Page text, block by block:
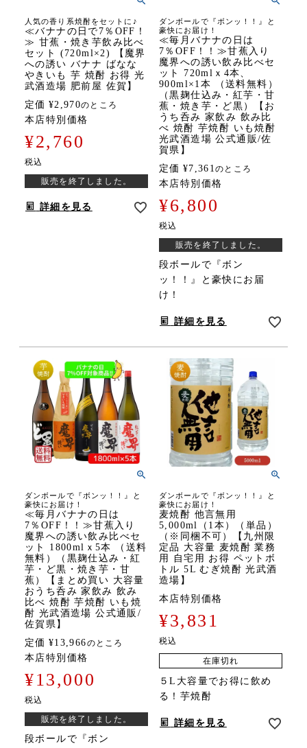
人気の香り系焼酎をセットに♪
≪バナナの日で7％OFF！
≫ 甘蕉・焼き芋飲み比べ
セット (720ml×2) 【魔界
への誘い バナナ ばなな
やきいも 芋 焼酎 お得 光
武酒造場 肥前屋 佐賀】
定価 ¥2,970のところ
本店特別価格
¥2,760
税込
販売を終了しました。
詳細を見る
ダンボールで『ボンッ！！』と
豪快にお届け！
≪毎月バナナの日は
7％OFF！！≫甘蕉入り
魔界への誘い飲み比べセ
ット 720mlｘ4本、
900ml×1本 （送料無料）
（黒麹仕込み・紅芋・甘
蕉・焼き芋・ど黒）【お
うち呑み 家飲み 飲み比
べ 焼酎 芋焼酎 いも焼酎
光武酒造場 公式通販/佐
賀県】
定価 ¥7,361のところ
本店特別価格
¥6,800
税込
販売を終了しました。
段ボールで『ボン
ッ！！』と豪快にお届
け！
詳細を見る
ダンボールで『ボンッ！！』と
豪快にお届け！
≪毎月バナナの日は
7％OFF！！≫甘蕉入り
魔界への誘い飲み比べセ
ット 1800mlｘ5本 （送料
無料）（黒麹仕込み・紅
芋・ど黒・焼き芋・甘
蕉）【まとめ買い 大容量
おうち呑み 家飲み 飲み
比べ 焼酎 芋焼酎 いも焼
酎 光武酒造場 公式通販/
佐賀県】
定価 ¥13,966のところ
本店特別価格
¥13,000
税込
販売を終了しました。
段ボールで『ボン
ダンボールで『ボンッ！！』と
豪快にお届け！
麦焼酎 他言無用
5,000ml（1本）（単品）
（※同梱不可）【九州限
定品 大容量 麦焼酎 業務
用 自宅用 お得 ペットボ
トル 5L むぎ焼酎 光武酒
造場】
本店特別価格
¥3,831
税込
在庫切れ
５L大容量でお得に飲め
る！芋焼酎
詳細を見る